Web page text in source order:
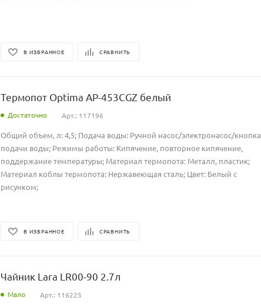
В ИЗБРАННОЕ СРАВНИТЬ
Термопот Optima AP-453CGZ белый
Достаточно Арт.: 117196
Общий объем, л: 4,5; Подача воды: Ручной насос/электронасос/кнопка
подачи воды; Режимы работы: Кипячение, повторное кипячение,
поддержание температуры; Материал термопота: Металл, пластик;
Материал коблы термопота: Нержавеющая сталь; Цвет: Белый с
рисунком;
В ИЗБРАННОЕ СРАВНИТЬ
Чайник Lara LR00-90 2.7л
Мало Арт.: 116225